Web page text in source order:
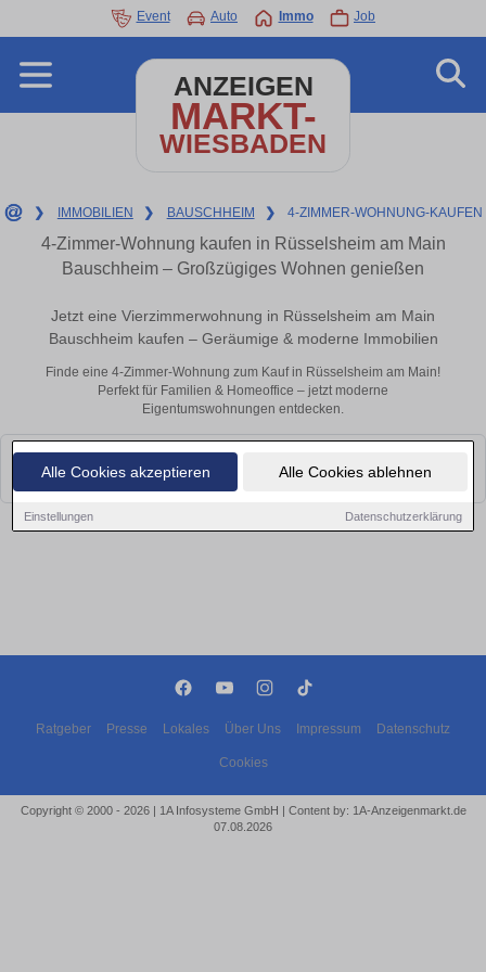
Alle Cookies akzeptieren Alle Cookies ablehnen
Einstellungen Datenschutzerklärung
Event Auto Immo Job
ANZEIGEN
MARKT-
WIESBADEN
❯ IMMOBILIEN ❯ BAUSCHHEIM ❯ 4-ZIMMER-WOHNUNG-KAUFEN
4-Zimmer-Wohnung kaufen in Rüsselsheim am Main
Bauschheim – Großzügiges Wohnen genießen
Jetzt eine Vierzimmerwohnung in Rüsselsheim am Main
Bauschheim kaufen – Geräumige & moderne Immobilien
Finde eine 4-Zimmer-Wohnung zum Kauf in Rüsselsheim am Main!
Perfekt für Familien & Homeoffice – jetzt moderne
Eigentumswohnungen entdecken.
Leider konnten wir derzeit keine passenden Objekte finden. Schauen Sie
bald wieder vorbei!
Ratgeber Presse Lokales Über Uns Impressum Datenschutz
Cookies
Copyright © 2000 - 2026 | 1A Infosysteme GmbH | Content by: 1A-Anzeigenmarkt.de
07.08.2026